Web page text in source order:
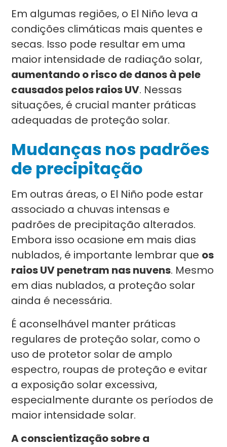
Em algumas regiões, o El Niño leva a
condições climáticas mais quentes e
secas. Isso pode resultar em uma
maior intensidade de radiação solar,
aumentando o risco de danos à pele
causados pelos raios UV. Nessas
situações, é crucial manter práticas
adequadas de proteção solar.
Mudanças nos padrões
de precipitação
Em outras áreas, o El Niño pode estar
associado a chuvas intensas e
padrões de precipitação alterados.
Embora isso ocasione em mais dias
nublados, é importante lembrar que os
raios UV penetram nas nuvens. Mesmo
em dias nublados, a proteção solar
ainda é necessária.
É aconselhável manter práticas
regulares de proteção solar, como o
uso de protetor solar de amplo
espectro, roupas de proteção e evitar
a exposição solar excessiva,
especialmente durante os períodos de
maior intensidade solar.
A conscientização sobre a